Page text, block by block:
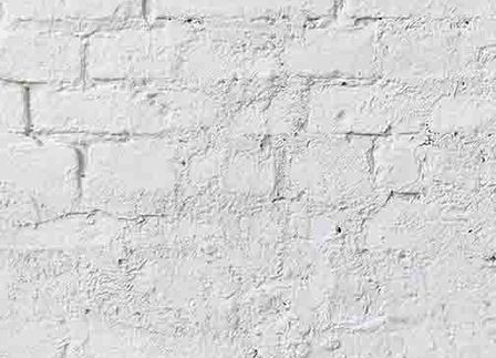
Animaties
Nieuw(s)
Over de website
Contact